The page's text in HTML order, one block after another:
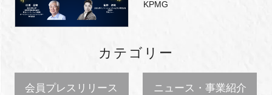
KPMG
カテゴリー
会員プレスリリース ニュース・事業紹介